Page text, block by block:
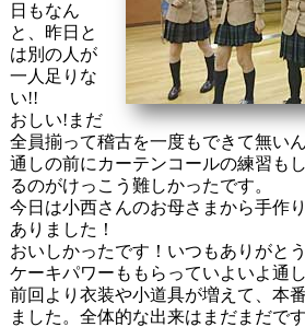
日もなん
と、昨日と
は別の人が
一人足りな
い!!
おしい!まだ
全員揃って稽古を一度もできて無いん
通しの前にカーテンコールの練習も
るのがけっこう難しかったです。
今日は小西さんのお母さまから手作
ありました！
おいしかったです！いつもありがと
ケーキパワーももらっていよいよ通し
前回より衣装や小道具が増えて、本
ました。全体的な出来はまだまだで